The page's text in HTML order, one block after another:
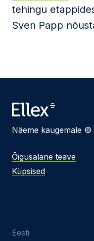
tehingu
Sven Papp
Näeme kaugemale ©
Õigusalane teave
Küpsised
Eesti